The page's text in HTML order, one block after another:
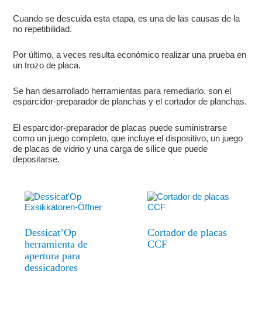
Cuando se descuida esta etapa, es una de las causas de la
no repetibilidad.
Por último, a veces resulta económico realizar una prueba en
un trozo de placa.
Se han desarrollado herramientas para remediarlo. son el
esparcidor-preparador de planchas y el cortador de planchas.
El esparcidor-preparador de placas puede suministrarse
como un juego completo, que incluye el dispositivo, un juego
de placas de vidrio y una carga de sílice que puede
depositarse.
Dessicat’Op
herramienta de
apertura para
dessicadores
Cortador de placas
CCF